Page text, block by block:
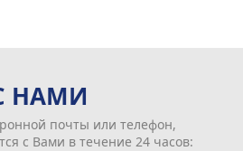
НАМИ
почты или телефон,
с Вами в течение 24 часов: